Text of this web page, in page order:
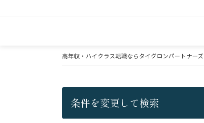
高年収・ハイクラス転職ならタイグロンパートナーズ
条件を変更して検索